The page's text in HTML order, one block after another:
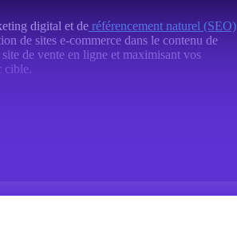
digital et deréférencement naturel (SEO)
de sites e-commerce dans le contenu de
de vente en ligne et maximisant vos
cible.